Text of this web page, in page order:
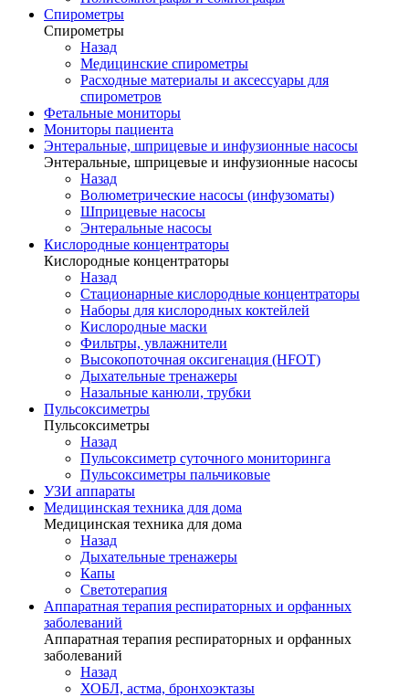
Спирометры
Спирометры
Назад
Медицинские спирометры
Расходные материалы и аксессуары для
спирометров
Фетальные мониторы
Мониторы пациента
Энтеральные, шприцевые и инфузионные насосы
Энтеральные, шприцевые и инфузионные насосы
Назад
Волюметрические насосы (инфузоматы)
Шприцевые насосы
Энтеральные насосы
Кислородные концентраторы
Кислородные концентраторы
Назад
Стационарные кислородные концентраторы
Наборы для кислородных коктейлей
Кислородные маски
Фильтры, увлажнители
Высокопоточная оксигенация (HFOT)
Дыхательные тренажеры
Назальные канюли, трубки
Пульсоксиметры
Пульсоксиметры
Назад
Пульсоксиметр суточного мониторинга
Пульсоксиметры пальчиковые
УЗИ аппараты
Медицинская техника для дома
Медицинская техника для дома
Назад
Дыхательные тренажеры
Капы
Светотерапия
Аппаратная терапия респираторных и орфанных
заболеваний
Аппаратная терапия респираторных и орфанных
заболеваний
Назад
ХОБЛ, астма, бронхоэктазы